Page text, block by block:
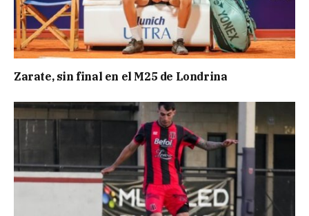
Zarate, sin final en el M25 de Londrina